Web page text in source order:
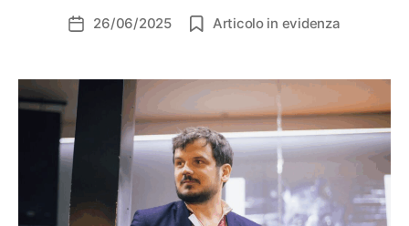
Data26/06/2025 Articolo in evidenza